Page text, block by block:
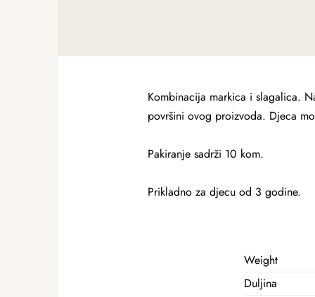
Kombinacija markica i slagalica.
površini ovog proizvoda. Djeca
Pakiranje sadrži 10 kom.
Prikladno za djecu od 3 godine.
Weight
Duljina